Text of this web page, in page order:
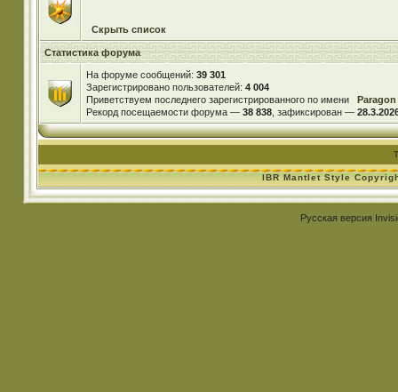
Скрыть список
Статистика форума
На форуме сообщений: 39 301
Зарегистрировано пользователей: 4 004
Приветствуем последнего зарегистрированного по имени
Paragon
Рекорд посещаемости форума — 38 838, зафиксирован —
IBR Mantlet Style
Русская версия